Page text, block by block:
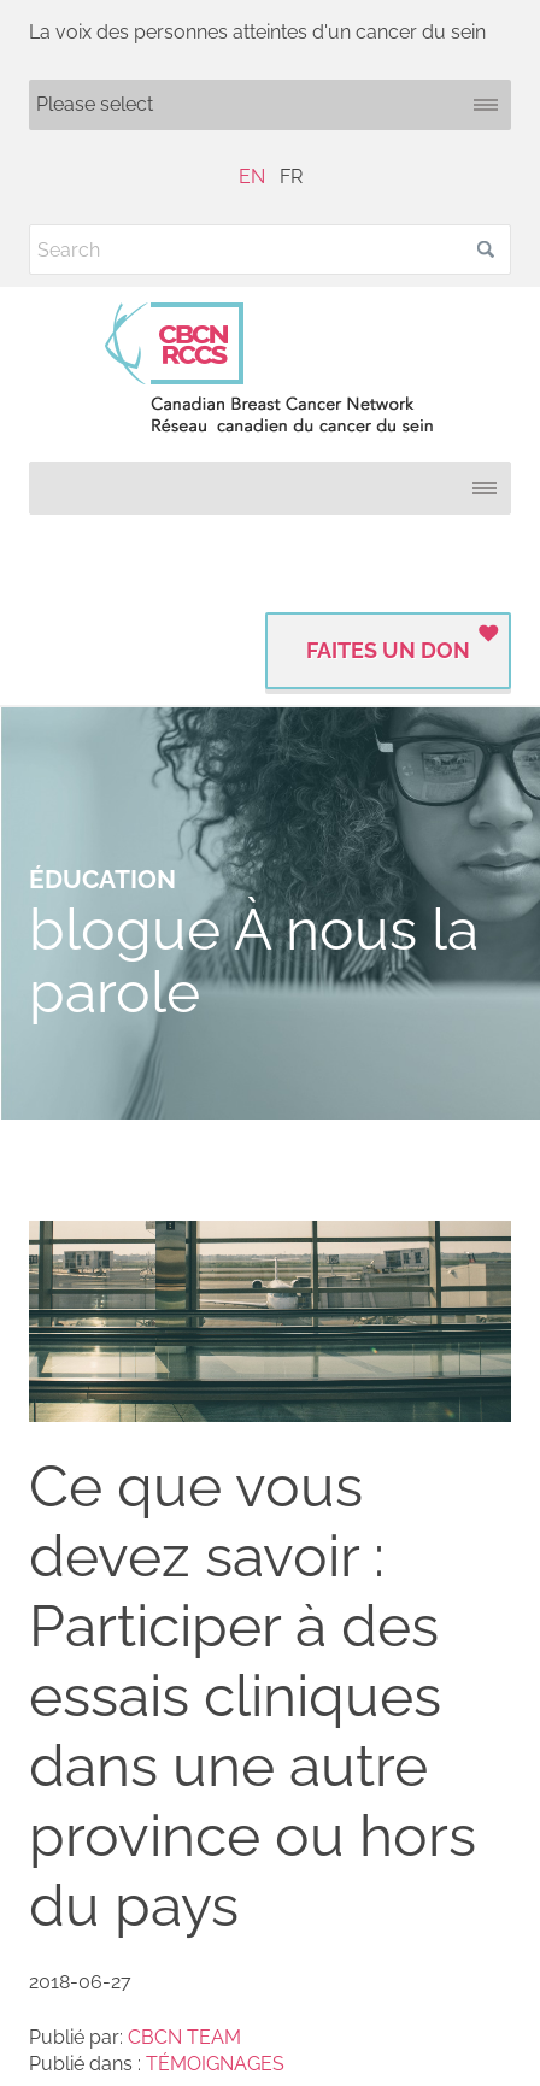
La voix des personnes atteintes d'un cancer du sein
EN FR
FAITES UN DON
ÉDUCATION
blogue À nous la
parole
Ce que vous
devez savoir :
Participer à des
essais cliniques
dans une autre
province ou hors
du pays
2018-06-27
Publié par: CBCN TEAM
Publié dans : TÉMOIGNAGES